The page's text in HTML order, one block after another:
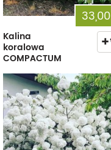
33,00
Kalina
koralowa
COMPACTUM